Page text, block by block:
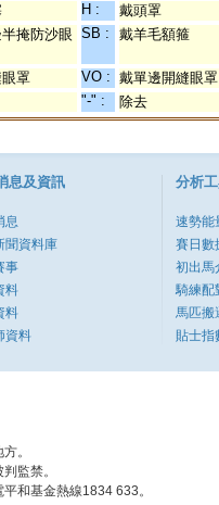
H :
戴頭罩
掩防沙眼 SB : 戴羊毛額箍
罩 VO : 戴單邊開縫眼罩
"-" : 除去
息及資訊
息
聞資料庫
事
料
料
資料
分析
速勢能
賽日數
初出馬
騎練配
馬匹搬
貼士指
。
監禁。
和基金熱線1834 633。